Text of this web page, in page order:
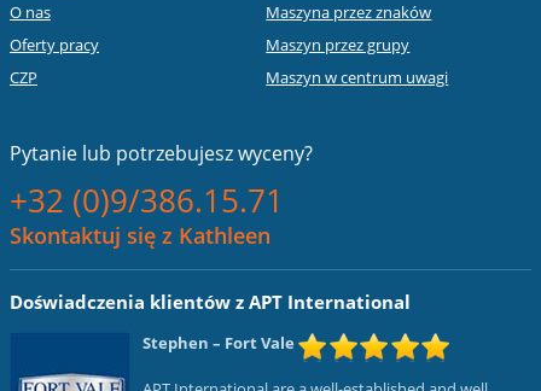
O nas
Oferty pracy
CZP
Maszyna przez znaków
Maszyn przez grupy
Maszyn w centrum uwagi
Pytanie lub potrzebujesz wyceny?
+32 (0)9/386.15.71
Skontaktuj się z Kathleen
Doświadczenia klientów z APT International
Stephen – Fort Vale